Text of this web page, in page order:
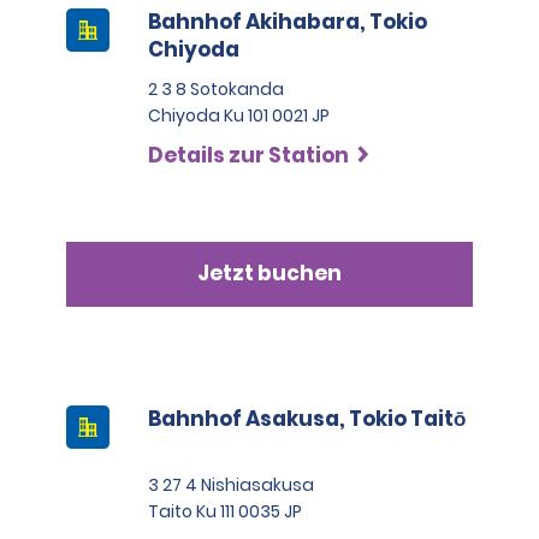
Bahnhof Akihabara, Tokio
Chiyoda
2 3 8 Sotokanda
Chiyoda Ku 101 0021 JP
Details zur Station
Jetzt buchen
Bahnhof Asakusa, Tokio Taitō
3 27 4 Nishiasakusa
Taito Ku 111 0035 JP